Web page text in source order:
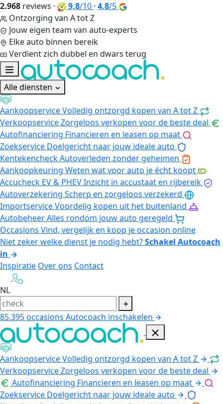
2.968 reviews · 9,8/10 · 4,8/5
Ontzorging van A tot Z
Jouw eigen team van auto-experts
Elke auto binnen bereik
Verdient zich dubbel en dwars terug
Alle diensten
AankoopserviceVolledig ontzorgd kopen van A tot Z
VerkoopserviceZorgeloos verkopen voor de beste deal
Autofinanciering Financieren en leasen op maat
Zoekservice Doelgericht naar jouw ideale auto
KentekencheckAutoverleden zonder geheimen
Aankoopkeuring Weten wat voor auto je écht koopt
Accucheck EV & PHEVInzicht in accustaat en rijbereik
Autoverzekering Scherp en zorgeloos verzekerd
ImportserviceVoordelig kopen uit het buitenland
AutobeheerAlles rondom jouw auto geregeld
Occasions Vind, vergelijk en koop je occasion online
Niet zeker welke dienst je nodig hebt?Schakel Autocoach
in
Inspiratie Over ons Contact
NL
85.395occasions Autocoach inschakelen
AankoopserviceVolledig ontzorgd kopen van A tot Z
VerkoopserviceZorgeloos verkopen voor de beste deal
Autofinanciering Financieren en leasen op maat
Zoekservice Doelgericht naar jouw ideale auto